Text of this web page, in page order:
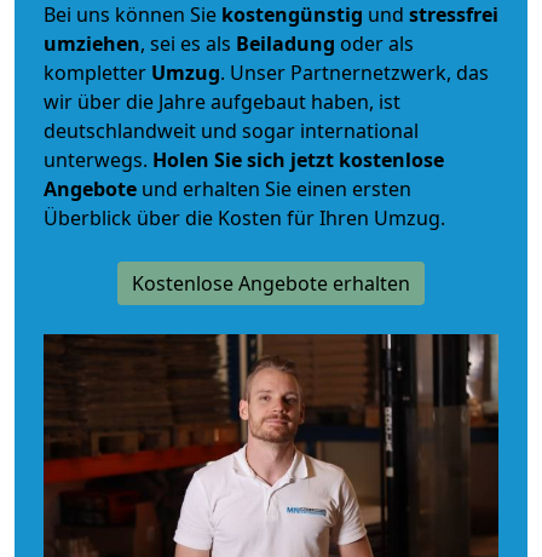
Bei uns können Sie kostengünstig und stressfrei
umziehen, sei es als Beiladung oder als
kompletter Umzug. Unser Partnernetzwerk, das
wir über die Jahre aufgebaut haben, ist
deutschlandweit und sogar international
unterwegs. Holen Sie sich jetzt kostenlose
Angebote und erhalten Sie einen ersten
Überblick über die Kosten für Ihren Umzug.
Kostenlose Angebote erhalten